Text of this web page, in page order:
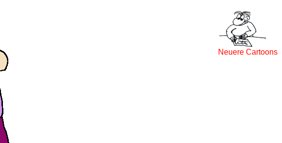
Neuere Cartoons